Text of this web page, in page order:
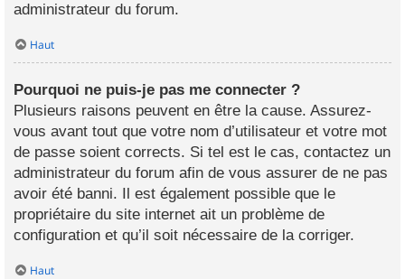
administrateur du forum.
Haut
Pourquoi ne puis-je pas me connecter ?
Plusieurs raisons peuvent en être la cause. Assurez-
vous avant tout que votre nom d’utilisateur et votre mot
de passe soient corrects. Si tel est le cas, contactez un
administrateur du forum afin de vous assurer de ne pas
avoir été banni. Il est également possible que le
propriétaire du site internet ait un problème de
configuration et qu’il soit nécessaire de la corriger.
Haut